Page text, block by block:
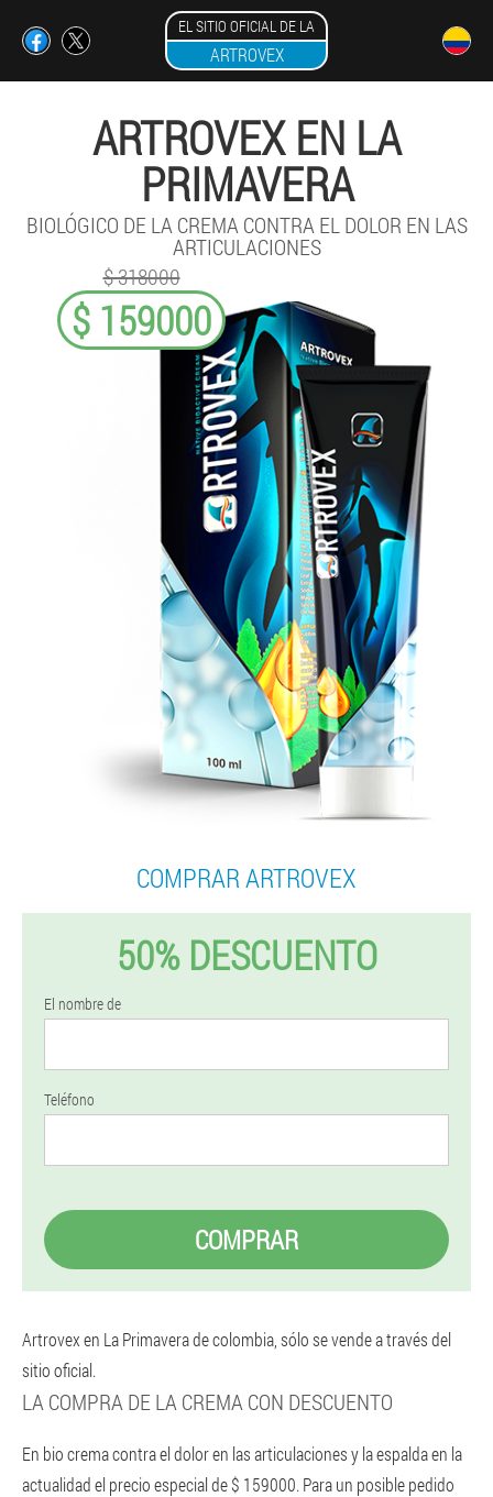
EL SITIO OFICIAL DE LA
ARTROVEX
ARTROVEX EN LA
PRIMAVERA
BIOLÓGICO DE LA CREMA CONTRA EL DOLOR EN LAS
ARTICULACIONES
$ 318000
$ 159000
COMPRAR ARTROVEX
50% DESCUENTO
El nombre de
Teléfono
COMPRAR
Artrovex en La Primavera de colombia, sólo se vende a través del
sitio oficial.
LA COMPRA DE LA CREMA CON DESCUENTO
En bio crema contra el dolor en las articulaciones y la espalda en la
actualidad el precio especial de $ 159000. Para un posible pedido